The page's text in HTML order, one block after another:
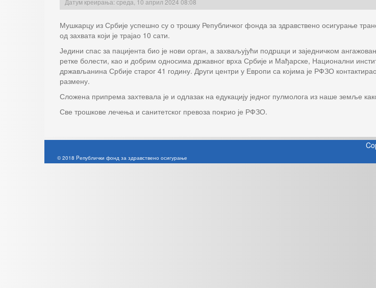
Датум креирања: среда, 10 април 2024 08:08
Мушкарцу из Србије успешно су о трошку Републичког фонда за здравствено осигурање
од захвата који је трајао 10 сати.
Једини спас за пацијента био је нови орган, а захваљујући подршци и заједничком
ретке болести, као и добрим односима државног врха Србије и Мађарске, Национални
држављанина Србије старог 41 годину. Други центри у Европи са којима је РФЗО
размену.
Сложена припрема захтевала је и одлазак на едукацију једног пулмолога из наше земље
Све трошкове лечења и санитетског превоза покрио је РФЗО.
© 2018 Pепублички фонд за здравствено осигурање